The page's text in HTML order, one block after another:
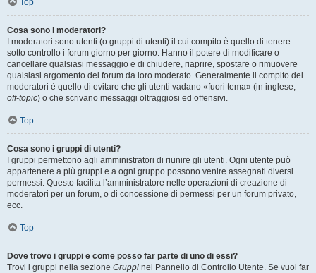
Top
Cosa sono i moderatori?
I moderatori sono utenti (o gruppi di utenti) il cui compito è quello di tenere
sotto controllo i forum giorno per giorno. Hanno il potere di modificare o
cancellare qualsiasi messaggio e di chiudere, riaprire, spostare o rimuovere
qualsiasi argomento del forum da loro moderato. Generalmente il compito dei
moderatori è quello di evitare che gli utenti vadano «fuori tema» (in inglese,
off-topic) o che scrivano messaggi oltraggiosi ed offensivi.
Top
Cosa sono i gruppi di utenti?
I gruppi permettono agli amministratori di riunire gli utenti. Ogni utente può
appartenere a più gruppi e a ogni gruppo possono venire assegnati diversi
permessi. Questo facilita l’amministratore nelle operazioni di creazione di
moderatori per un forum, o di concessione di permessi per un forum privato,
ecc.
Top
Dove trovo i gruppi e come posso far parte di uno di essi?
Trovi i gruppi nella sezione Gruppi nel Pannello di Controllo Utente. Se vuoi far